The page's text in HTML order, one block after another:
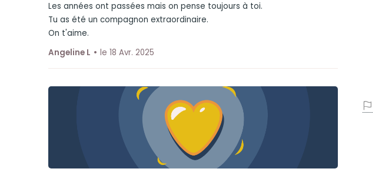
Les années ont passées mais on pense toujours à toi.
Tu as été un compagnon extraordinaire.
On t'aime.
Angeline L
le 18 Avr. 2025